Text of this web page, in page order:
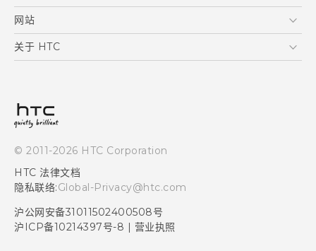
VIVE
在线客服
支援与服务
产品保固说明
网站
HTC Dev
关于 HTC
投资人
产品安全
加入HTC
© 2011-2026 HTC Corporation
HTC 法律文档
隐私联络:Global-Privacy@htc.com
沪公网安备31011502400508号
沪ICP备10214397号-8 | 营业执照